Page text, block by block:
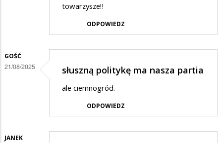
towarzysze‼️
ODPOWIEDZ
GOŚĆ
21/08/2025 słuszną politykę ma nasza partia
ale ciemnogród.
ODPOWIEDZ
JANEK